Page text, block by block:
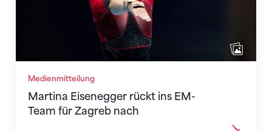
Medienmitteilung
Martina Eisenegger rückt ins EM-
Team für Zagreb nach